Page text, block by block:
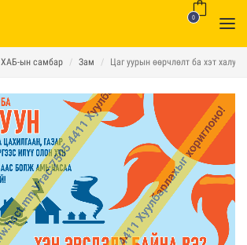
0
ХАБ-ын самбар Зам Цаг уурын өөрчлөлт ба хэт халуун